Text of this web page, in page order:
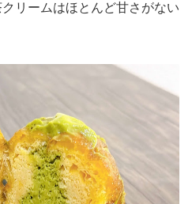
リームはほとんど甘さがない